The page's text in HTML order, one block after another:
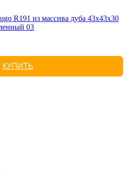
R191 из массива дуба 43х43х30
03
КУПИТЬ